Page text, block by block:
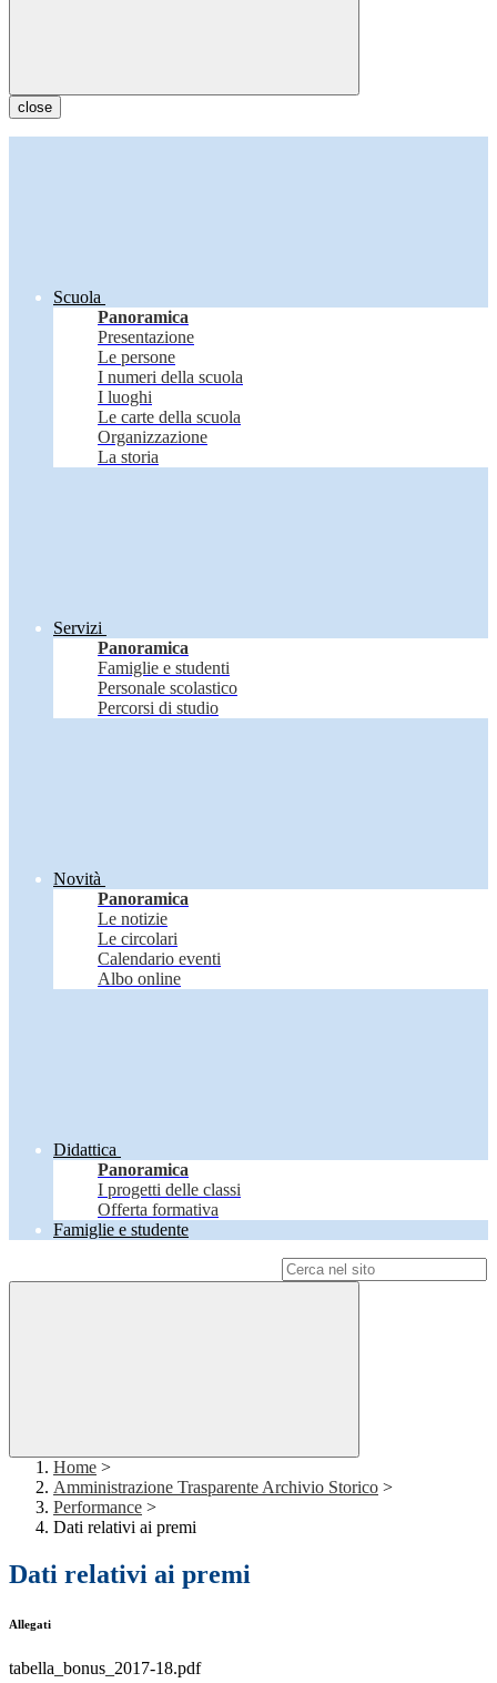
close
Scuola
Panoramica
Presentazione
Le persone
I numeri della scuola
I luoghi
Le carte della scuola
Organizzazione
La storia
Servizi
Panoramica
Famiglie e studenti
Personale scolastico
Percorsi di studio
Novità
Panoramica
Le notizie
Le circolari
Calendario eventi
Albo online
Didattica
Panoramica
I progetti delle classi
Offerta formativa
Famiglie e studente
Home >
Amministrazione Trasparente Archivio Storico >
Performance >
Dati relativi ai premi
Dati relativi ai premi
Allegati
tabella_bonus_2017-18.pdf